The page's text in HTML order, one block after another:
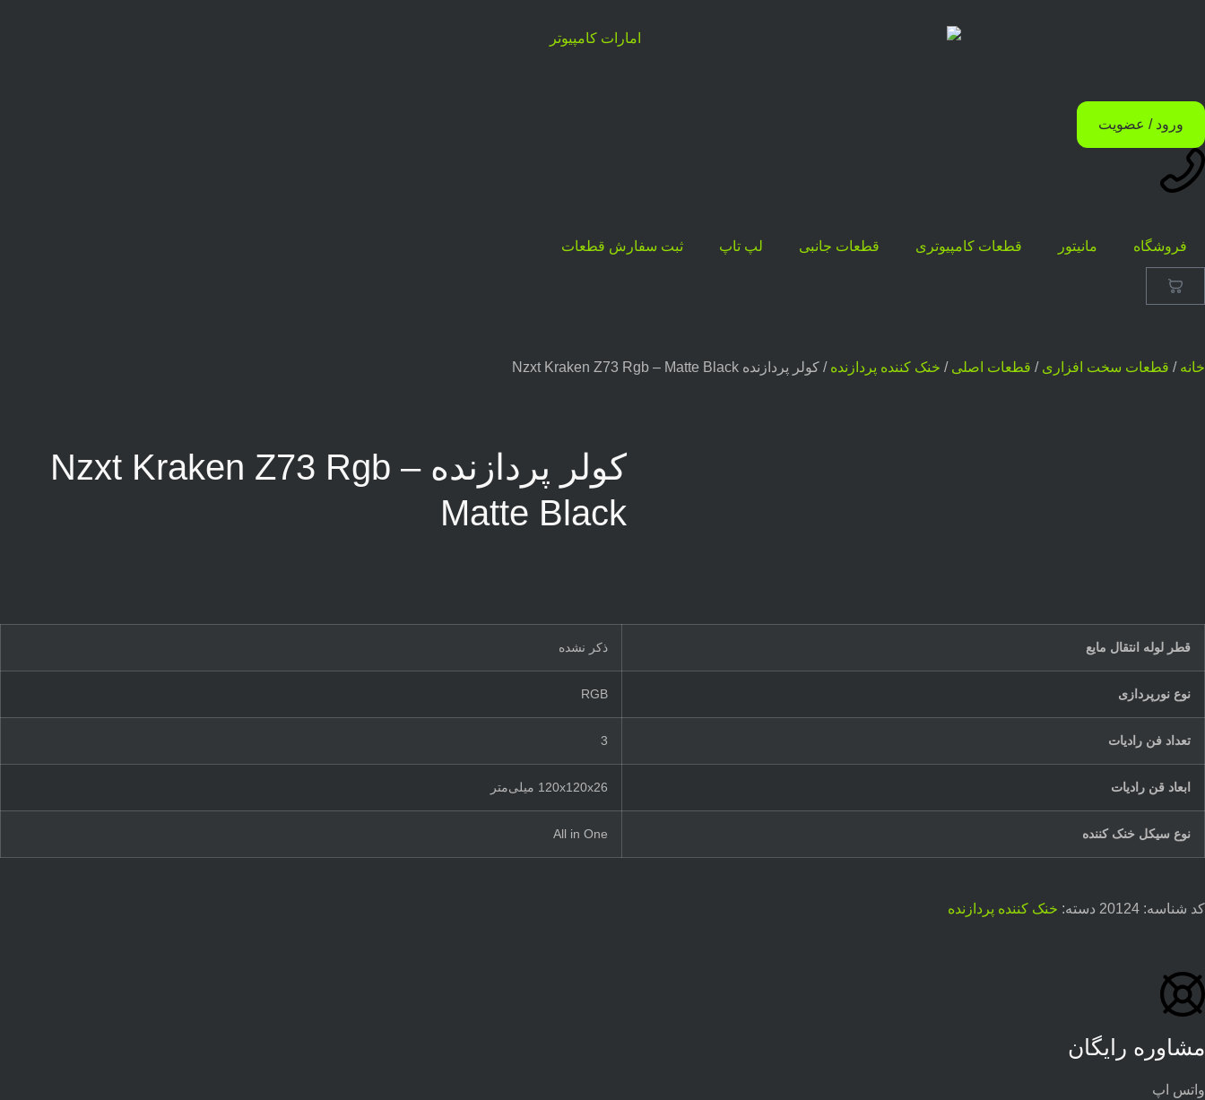
ورود / عضویت
فروشگاه مانیتور قطعات کامپیوتری قطعات جانبی لپ تاپ ثبت سفارش قطعات
خانه / قطعات سخت افزاری / قطعات اصلی / خنک کننده پردازنده / کولر پردازنده Nzxt Kraken Z73 Rgb – Matte Black
کولر پردازنده Nzxt Kraken Z73 Rgb –
Matte Black
قطر لوله انتقال مایع ذکر نشده
نوع نورپردازی RGB
تعداد فن رادیات 3
ابعاد قن رادیات 120x120x26 میلی‌متر
نوع سیکل خنک کننده All in One
کد شناسه: 20124 دسته: خنک کننده پردازنده
مشاوره رایگان
واتس اپ